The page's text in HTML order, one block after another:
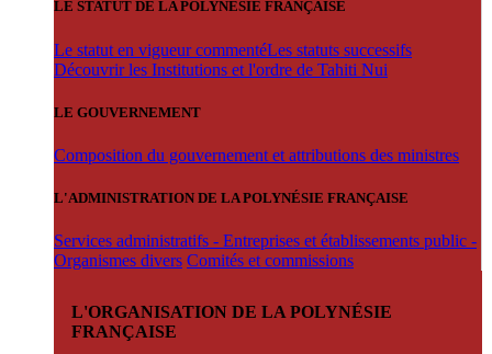
LE STATUT DE LA POLYNÉSIE FRANÇAISE
Le statut en vigueur commentéLes statuts successifs
Découvrir les Institutions et l'ordre de Tahiti Nui
LE GOUVERNEMENT
Composition du gouvernement et attributions des ministres
L'ADMINISTRATION DE LA POLYNÉSIE FRANÇAISE
Services administratifs - Entreprises et établissements public -
Organismes divers Comités et commissions
L'ORGANISATION DE LA POLYNÉSIE
FRANÇAISE